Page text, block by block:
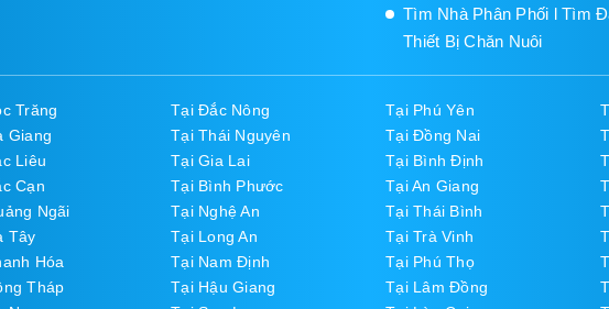
Tìm Nhà Phân Phối l Tìm
Thiết Bị Chăn Nuôi
Trăng Tại Đắc Nông Tại Phú Yên
Giang Tại Thái Nguyên Tại Đồng Nai
Liêu Tại Gia Lai Tại Bình Định
Cạn Tại Bình Phước Tại An Giang
Ngãi Tại Nghệ An Tại Thái Bình
Tây Tại Long An Tại Trà Vinh
Hóa Tại Nam Định Tại Phú Thọ
Tháp Tại Hậu Giang Tại Lâm Đồng